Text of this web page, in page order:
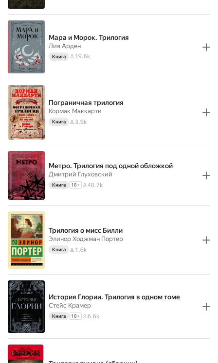
Мара и Морок. Трилогия
Лия Арден
Книга 19.6k
Пограничная трилогия
Кормак Маккарти
Книга 3.9k
Метро. Трилогия под одной обложкой
Дмитрий Глуховский
Книга 18+ 48.7k
Трилогия о мисс Билли
Элинор Ходжман Портер
Книга 1.6k
История Глории. Трилогия в одном томе
Стейс Крамер
Книга 18+ 6.6k